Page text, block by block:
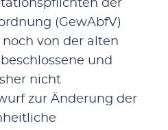
der
(GewAbfV)
von der alten
und
nicht
zur Änderung der